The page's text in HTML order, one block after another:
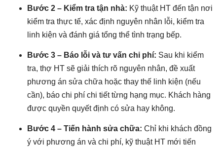
Bước 2 – Kiểm tra tận nhà: Kỹ thuật HT đến tận nơi
kiểm tra thực tế, xác định nguyên nhân lỗi, kiểm tra
linh kiện và đánh giá tổng thể tình trạng bếp.
Bước 3 – Báo lỗi và tư vấn chi phí: Sau khi kiểm
tra, thợ HT sẽ giải thích rõ nguyên nhân, đề xuất
phương án sửa chữa hoặc thay thế linh kiện (nếu
cần), báo chi phí chi tiết từng hạng mục. Khách hàng
được quyền quyết định có sửa hay không.
Bước 4 – Tiến hành sửa chữa: Chỉ khi khách đồng
ý với phương án và chi phí, kỹ thuật HT mới tiến